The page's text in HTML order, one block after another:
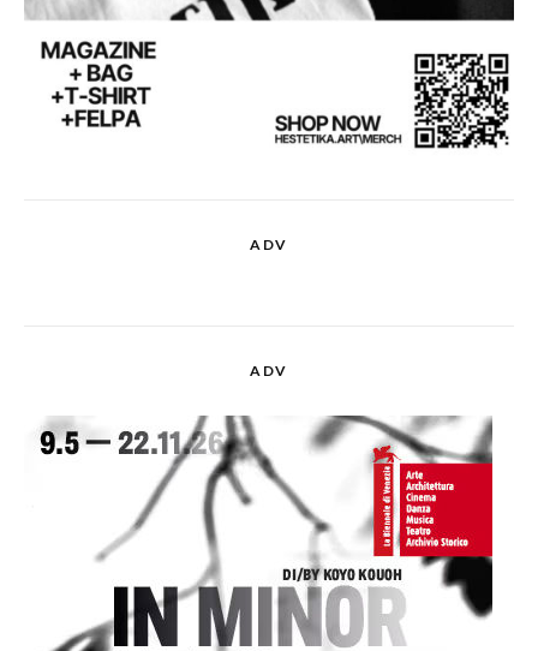
ADV
ADV